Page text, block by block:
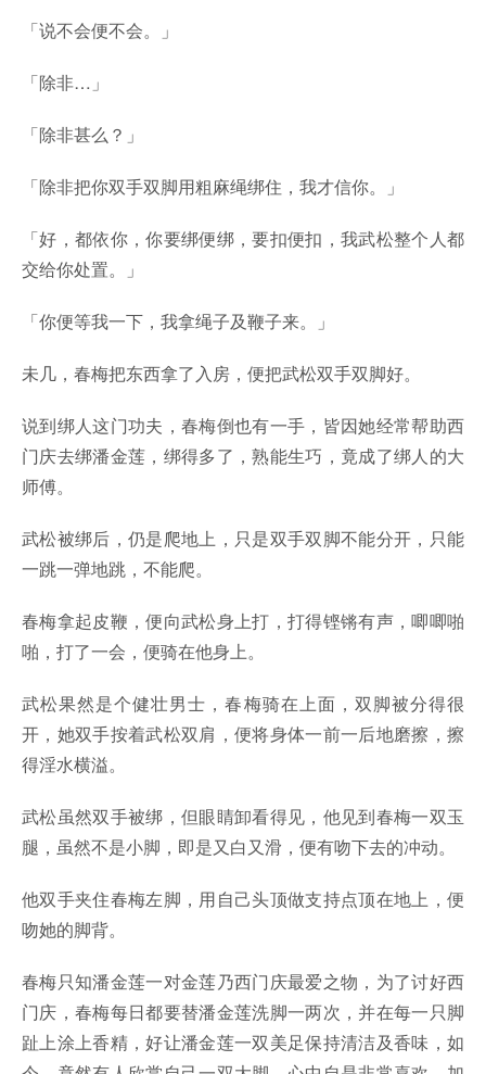
「说不会便不会。」
「除非…」
「除非甚么？」
「除非把你双手双脚用粗麻绳绑住，我才信你。」
「好，都依你，你要绑便绑，要扣便扣，我武松整个人都
交给你处置。」
「你便等我一下，我拿绳子及鞭子来。」
未几，春梅把东西拿了入房，便把武松双手双脚好。
说到绑人这门功夫，春梅倒也有一手，皆因她经常帮助西
门庆去绑潘金莲，绑得多了，熟能生巧，竟成了绑人的大
师傅。
武松被绑后，仍是爬地上，只是双手双脚不能分开，只能
一跳一弹地跳，不能爬。
春梅拿起皮鞭，便向武松身上打，打得铿锵有声，唧唧啪
啪，打了一会，便骑在他身上。
武松果然是个健壮男士，春梅骑在上面，双脚被分得很
开，她双手按着武松双肩，便将身体一前一后地磨擦，擦
得淫水横溢。
武松虽然双手被绑，但眼睛卸看得见，他见到春梅一双玉
腿，虽然不是小脚，即是又白又滑，便有吻下去的冲动。
他双手夹住春梅左脚，用自己头顶做支持点顶在地上，便
吻她的脚背。
春梅只知潘金莲一对金莲乃西门庆最爱之物，为了讨好西
门庆，春梅每日都要替潘金莲洗脚一两次，并在每一只脚
趾上涂上香精，好让潘金莲一双美足保持清洁及香味，如